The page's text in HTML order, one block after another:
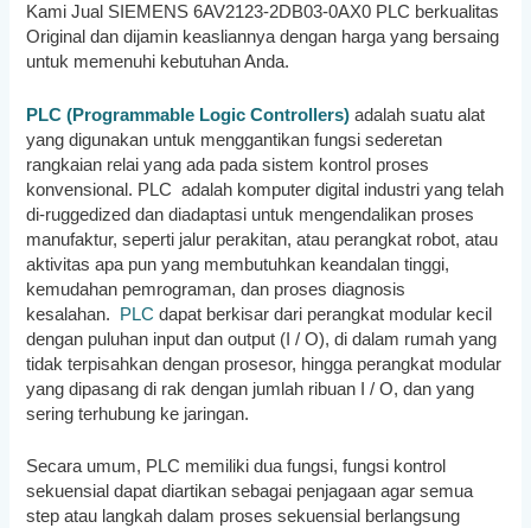
Kami Jual SIEMENS 6AV2123-2DB03-0AX0 PLC berkualitas
Original dan dijamin keasliannya dengan harga yang bersaing
untuk memenuhi kebutuhan Anda.
PLC (Programmable Logic Controllers) adalah suatu alat
yang digunakan untuk menggantikan fungsi sederetan
rangkaian relai yang ada pada sistem kontrol proses
konvensional. PLC adalah komputer digital industri yang telah
di-ruggedized dan diadaptasi untuk mengendalikan proses
manufaktur, seperti jalur perakitan, atau perangkat robot, atau
aktivitas apa pun yang membutuhkan keandalan tinggi,
kemudahan pemrograman, dan proses diagnosis
kesalahan. PLC dapat berkisar dari perangkat modular kecil
dengan puluhan input dan output (I / O), di dalam rumah yang
tidak terpisahkan dengan prosesor, hingga perangkat modular
yang dipasang di rak dengan jumlah ribuan I / O, dan yang
sering terhubung ke jaringan.
Secara umum, PLC memiliki dua fungsi, fungsi kontrol
sekuensial dapat diartikan sebagai penjagaan agar semua
step atau langkah dalam proses sekuensial berlangsung